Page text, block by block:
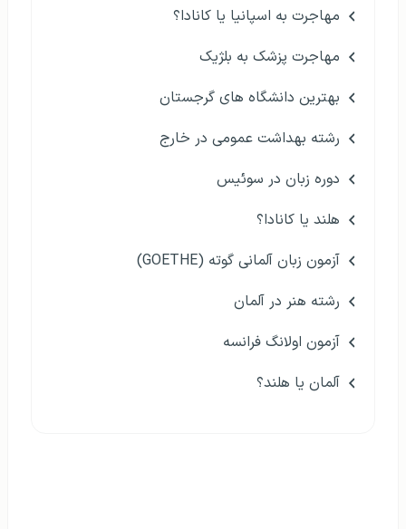
مهاجرت به اسپانیا یا کانادا؟
مهاجرت پزشک به بلژیک
بهترین دانشگاه های گرجستان
رشته بهداشت عمومی در خارج
دوره زبان در سوئیس
هلند یا کانادا؟
آزمون زبان آلمانی گوته (GOETHE)
رشته هنر در آلمان
آزمون اولانگ فرانسه
آلمان یا هلند؟